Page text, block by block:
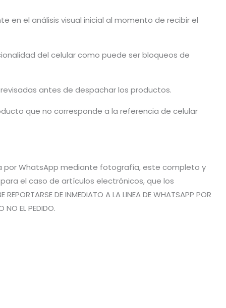
en el análisis visual inicial al momento de recibir el
del celular como puede ser bloqueos de
antes de despachar los productos.
que no corresponde a la referencia de celular
por WhatsApp mediante fotografía, este completo y
el caso de artículos electrónicos, que los
DE INMEDIATO A LA LINEA DE WHATSAPP POR
NO EL PEDIDO.